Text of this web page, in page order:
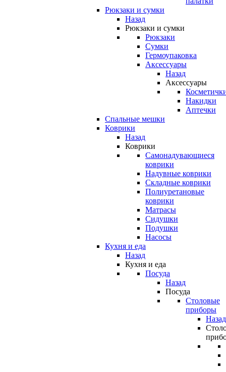
Рюкзаки и сумки
Назад
Рюкзаки и сумки
Рюкзаки
Сумки
Гермоупаковка
Аксессуары
Назад
Аксессуары
Накидки
Аптечки
Спальные мешки
Коврики
Назад
Коврики
Самонадувающиеся
коврики
Надувные коврики
Складные коврики
Полиуретановые
коврики
Матрасы
Сидушки
Подушки
Насосы
Кухня и еда
Назад
Кухня и еда
Посуда
Назад
Посуда
Столовые
приборы
Назад